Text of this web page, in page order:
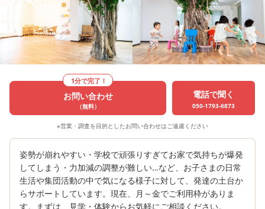
1分で完了！
お問い合わせ
（無料）
電話で聞く
050-1793-6873
※営業・調査を目的としたお問い合わせはご遠慮ください
姿勢が崩れやすい・学校で頑張りすぎてお家で気持ちが爆発
してしまう・力加減の調整が難しい…など、お子さまの日常
生活や集団活動の中で気になる様子に対して、発達の土台か
らサポートしています。現在、月～金でご利用枠がありま
す。まずは、見学・体験からお気軽にご相談ください。